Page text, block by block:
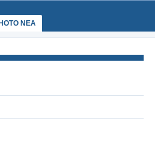
NEA